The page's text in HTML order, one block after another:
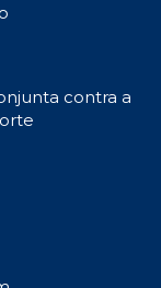
contra a